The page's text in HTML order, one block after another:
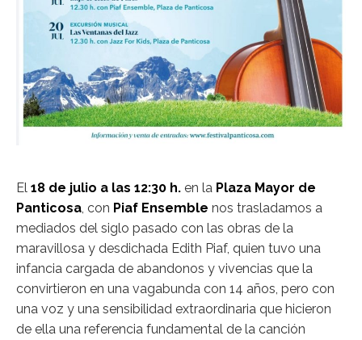
El 18 de julio a las 12:30 h. en la Plaza Mayor de
Panticosa, con Piaf Ensemble nos trasladamos a
mediados del siglo pasado con las obras de la
maravillosa y desdichada Edith Piaf, quien tuvo una
infancia cargada de abandonos y vivencias que la
convirtieron en una vagabunda con 14 años, pero con
una voz y una sensibilidad extraordinaria que hicieron
de ella una referencia fundamental de la canción